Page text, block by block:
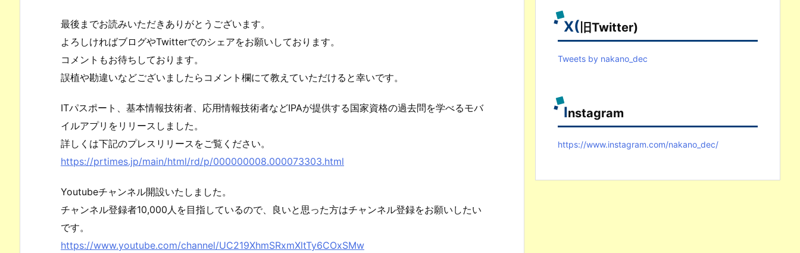
最後までお読みいただきありがとうございます。
よろしければブログやTwitterでのシェアをお願いしております。
コメントもお待ちしております。
誤植や勘違いなどございましたらコメント欄にて教えていただけると幸いです。
ITパスポート、基本情報技術者、応用情報技術者などIPAが提供する国家資格の過去問を学べるモバ
イルアプリをリリースしました。
詳しくは下記のプレスリリースをご覧ください。
https://prtimes.jp/main/html/rd/p/000000008.000073303.html
Youtubeチャンネル開設いたしました。
チャンネル登録者10,000人を目指しているので、良いと思った方はチャンネル登録をお願いしたい
です。
https://www.youtube.com/channel/UC219XhmSRxmXltTy6COxSMw
ブ
X( 旧Twitter)
Tweets by nakano_dec
Instagram
https://www.instagram.com/nakano_dec/